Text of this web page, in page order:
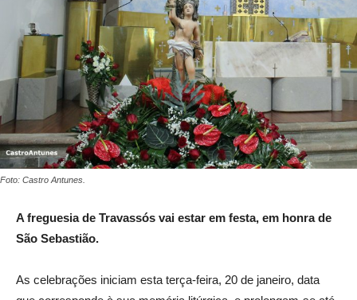
Foto: Castro Antunes.
A freguesia de Travassós vai estar em festa, em honra de
São Sebastião.
As celebrações iniciam esta terça-feira, 20 de janeiro, data